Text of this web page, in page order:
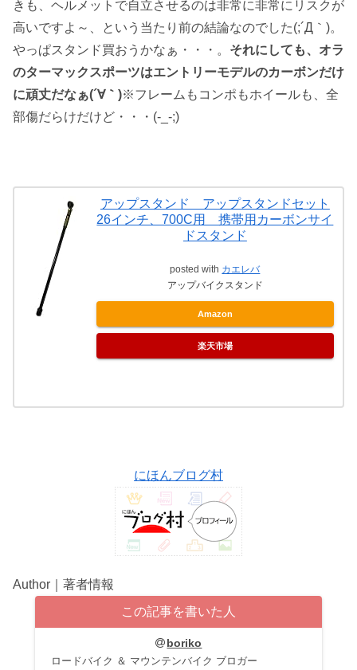
きも、ヘルメットで自立させるのは非常に非常にリスクが
高いですよ～、という当たり前の結論なのでした(;´Д｀)。
やっぱスタンド買おうかなぁ・・・。 それにしても、オラ
のターマックスポーツはエントリーモデルのカーボンだけ
に頑丈だなぁ(´∀｀)※フレームもコンポもホイールも、全
部傷だらけだけど・・・(-_-;)
アップスタンド アップスタンドセット
26インチ、700C用 携帯用カーボンサイ
ドスタンド
posted with カエレバ
アップバイクスタンド
Amazon
楽天市場
にほんブログ村
Author｜著者情報
この記事を書いた人
boriko
ロードバイク ＆ マウンテンバイク ブロガー